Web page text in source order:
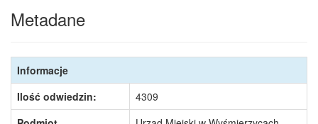
Metadane
Informacje
Ilość odwiedzin:
4309